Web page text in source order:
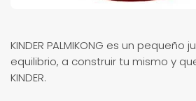
KINDER PALMIKONG es un
equilibrio, a construir tu mismo y
KINDER.